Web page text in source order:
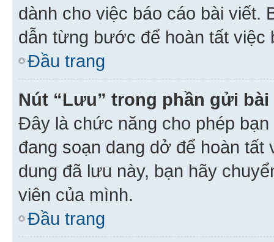
dành cho việc báo cáo bài viết.
dẫn từng bước để hoàn tất việc
Đầu trang
Nút “Lưu” trong phần gửi
Đây là chức năng cho phép
đang soạn dang dở để hoàn
dung đã lưu này, bạn hãy
viên của mình.
Đầu trang